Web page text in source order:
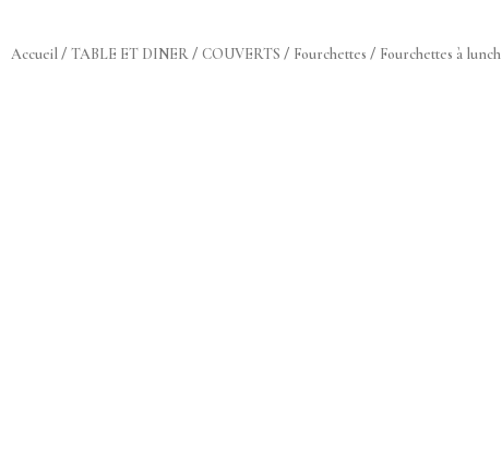
Accueil / TABLE ET DINER / COUVERTS / Fourchettes / Fourchettes à lunch